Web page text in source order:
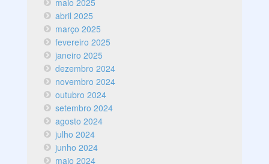
abril 2025
março 2025
fevereiro 2025
janeiro 2025
dezembro 2024
novembro 2024
outubro 2024
setembro 2024
agosto 2024
julho 2024
junho 2024
maio 2024